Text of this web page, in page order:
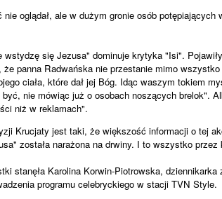
oglądał, ale w dużym gronie osób
wstydzę się Jezusa" dominuje krytyka "Isi".
że panna Radwańska nie przestanie mimo
ciała, które dał jej Bóg. Idąc waszym tokiem
być, nie mówiąc już o osobach noszących brelok".
niż w reklamach".
Krucjaty jest taki, że większość informacji o tej
została narażona na drwiny. I to wszystko
stanęła Karolina Korwin-Piotrowska,
programu celebryckiego w stacji TVN Style.